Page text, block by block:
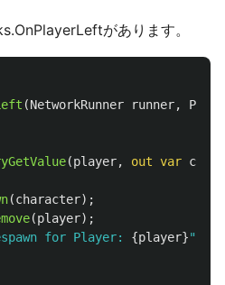
があります。
(NetworkRunner runner,
(player, out var
(character);
(player);
for Player: {player}"